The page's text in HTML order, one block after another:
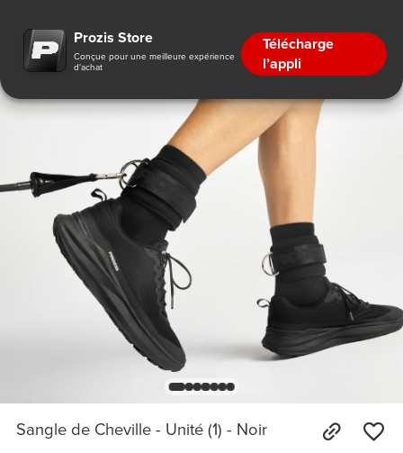
Prozis Store
Conçue pour une meilleure expérience
d'achat
Télécharge
l’appli
Sangle de Cheville - Unité (1) - Noir